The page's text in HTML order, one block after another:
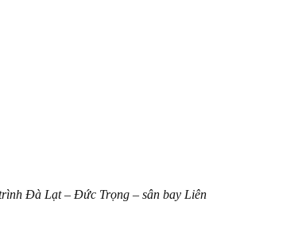
Đà Lạt – Đức Trọng – sân bay Liên